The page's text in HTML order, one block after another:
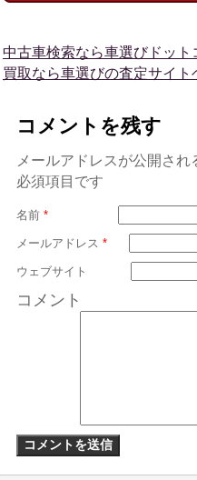
中古車検索なら車選びドット
買取なら車選びの査定サイト
コメントを残す
メールアドレスが公開さ
必須項目です
名前 *
メールアドレス *
ウェブサイト
コメント